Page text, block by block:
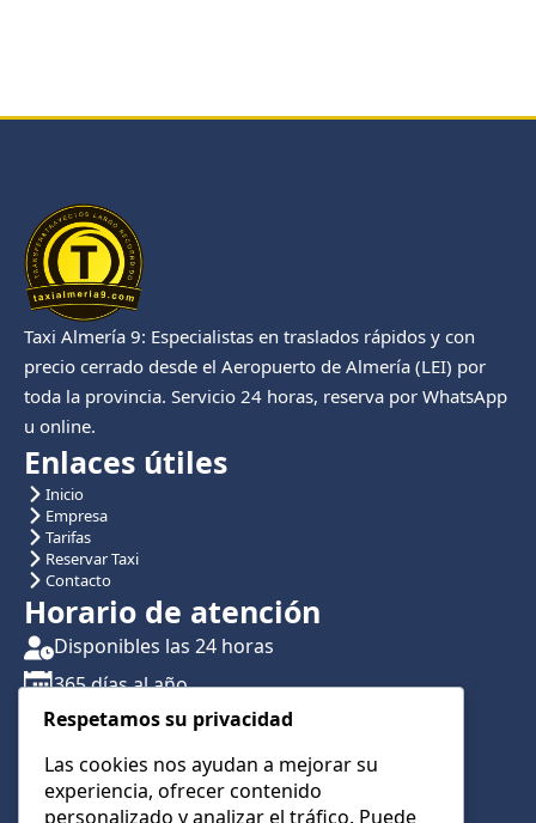
Taxi Almería 9: Especialistas en traslados rápidos y con
precio cerrado desde el Aeropuerto de Almería (LEI) por
toda la provincia. Servicio 24 horas, reserva por WhatsApp
u online.
Enlaces útiles
Inicio
Empresa
Tarifas
Reservar Taxi
Contacto
Horario de atención
Disponibles las 24 horas
365 días al año
Traslados con reserva previa
Atención por teléfono y WhatsApp 24/7
CONTÁCTANOS
Respetamos su privacidad
Las cookies nos ayudan a mejorar su
experiencia, ofrecer contenido
personalizado y analizar el tráfico. Puede